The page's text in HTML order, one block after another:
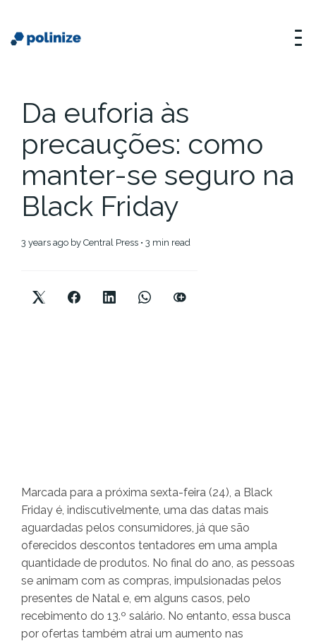
Da euforia às
precauções: como
manter-se seguro na
Black Friday
3 years ago by Central Press • 3 min read
Marcada para a próxima sexta-feira (24), a Black
Friday é, indiscutivelmente, uma das datas mais
aguardadas pelos consumidores, já que são
oferecidos descontos tentadores em uma ampla
quantidade de produtos. No final do ano, as pessoas
se animam com as compras, impulsionadas pelos
presentes de Natal e, em alguns casos, pelo
recebimento do 13.º salário. No entanto, essa busca
por ofertas também atrai um aumento nas